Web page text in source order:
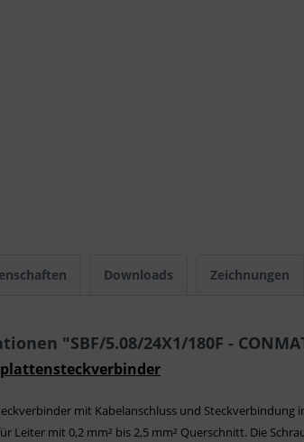
Downloads Zeichnungen
"SBF/5.08/24X1/180F -
mit Kabelanschluss und Steckverbindung
Leiter mit 0,2 mm² bis 2,5 mm² Querschnitt. Die